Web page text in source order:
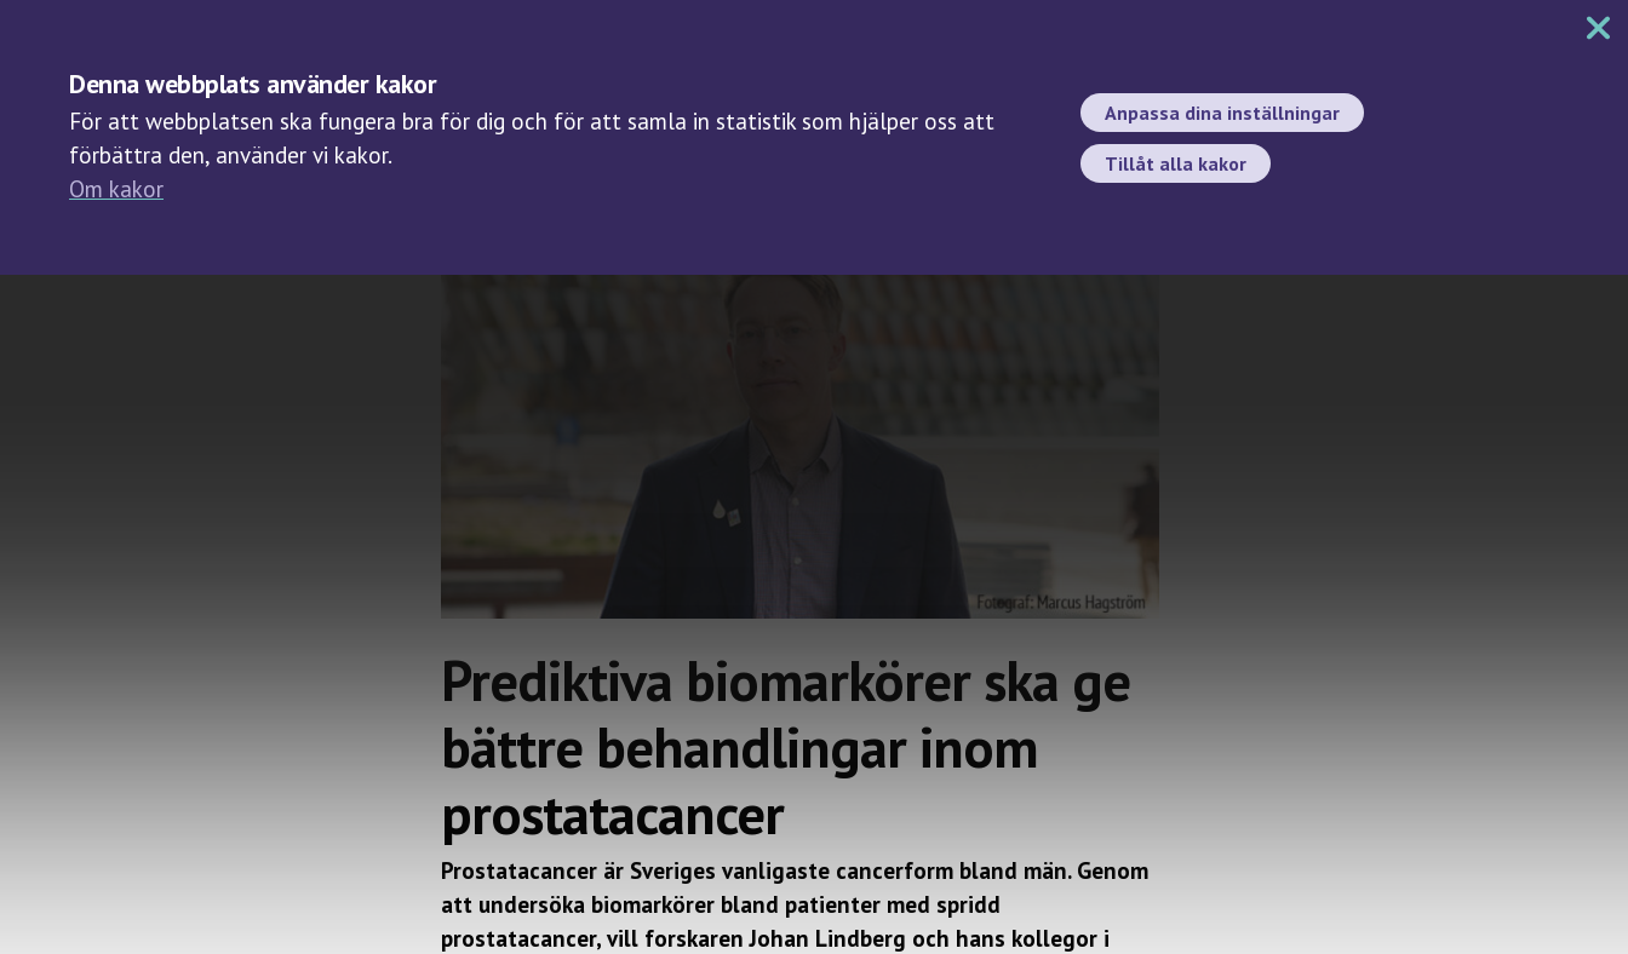
Denna webbplats använder kakor
För att webbplatsen ska fungera bra för dig och för att samla in statistik som hjälper oss att
förbättra den, använder vi kakor.
Om kakor
Anpassa dina inställningar
Tillåt alla kakor
Prediktiva biomarkörer ska ge
bättre behandlingar inom
prostatacancer
Prostatacancer är Sveriges vanligaste cancerform bland män. Genom
att undersöka biomarkörer bland patienter med spridd
prostatacancer, vill forskaren Johan Lindberg och hans kollegor i